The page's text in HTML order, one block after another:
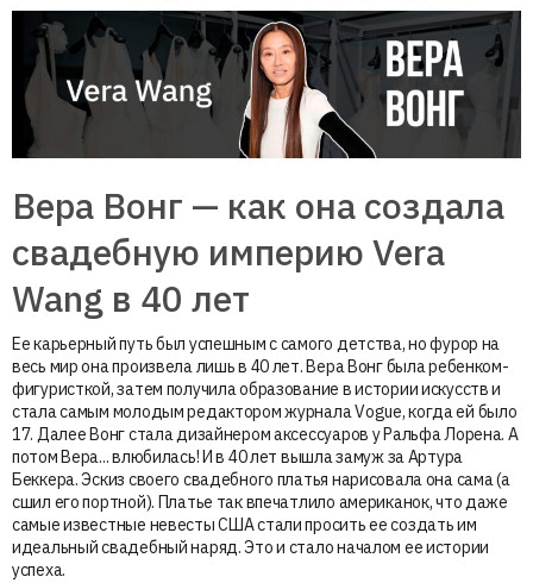
Вера Вонг — как она создала
свадебную империю Vera
Wang в 40 лет
Ее карьерный путь был успешным с самого детства, но фурор на
весь мир она произвела лишь в 40 лет. Вера Вонг была ребенком-
фигуристкой, затем получила образование в истории искусств и
стала самым молодым редактором журнала Vogue, когда ей было
17. Далее Вонг стала дизайнером аксессуаров у Ральфа Лорена. А
потом Вера... влюбилась! И в 40 лет вышла замуж за Артура
Беккера. Эскиз своего свадебного платья нарисовала она сама (а
сшил его портной). Платье так впечатлило американок, что даже
самые известные невесты США стали просить ее создать им
идеальный свадебный наряд. Это и стало началом ее истории
успеха.